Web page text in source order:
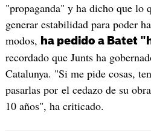
"propaganda" y ha dicho que lo
generar estabilidad para poder
modos, ha pedido a Batet
recordado que Junts ha
Catalunya. "Si me pide cosas,
pasarlas por el cedazo de su
10 años", ha criticado.